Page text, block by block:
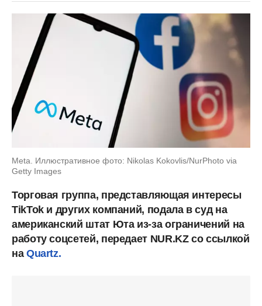
Meta. Иллюстративное фото: Nikolas Kokovlis/NurPhoto via
Getty Images
Торговая группа, представляющая интересы
TikTok и других компаний, подала в суд на
американский штат Юта из-за ограничений на
работу соцсетей, передает NUR.KZ со ссылкой
на Quartz.